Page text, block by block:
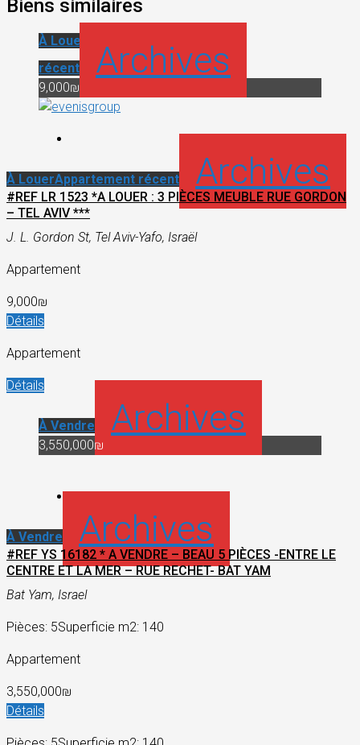
Biens similaires
À Louer
récent
Archives
9,000₪
À LouerAppartement récent Archives
#REF LR 1523 *A LOUER : 3 PIÈCES MEUBLE RUE GORDON
– TEL AVIV ***
J. L. Gordon St, Tel Aviv-Yafo, Israël
Appartement
9,000₪
Détails
Appartement
Détails
À Vendre Archives
3,550,000₪
À Vendre Archives
#REF YS 16182 * A VENDRE – BEAU 5 PIÈCES -ENTRE LE
CENTRE ET LA MER – RUE RECHET- BAT YAM
Bat Yam, Israel
Pièces: 5Superficie m2: 140
Appartement
3,550,000₪
Détails